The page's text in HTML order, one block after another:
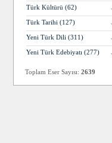
Türk Kültürü (62)
Türk Tarihi (127)
Yeni Türk Dili (311)
Yeni Türk Edebiyatı (277)
Toplam Eser Sayısı: 2639